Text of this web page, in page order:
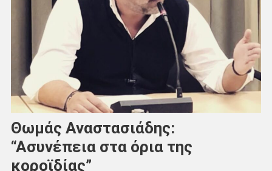
Θωμάς Αναστασιάδης:
“Ασυνέπεια στα όρια της
κοροϊδίας”